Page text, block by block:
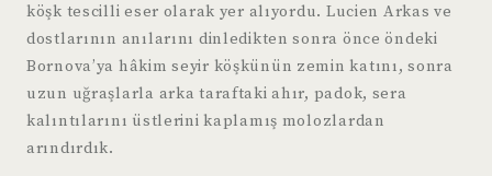
köşk tescilli eser olarak yer alıyordu. Lucien Arkas ve
dostlarının anılarını dinledikten sonra önce öndeki
Bornova’ya hâkim seyir köşkünün zemin katını, sonra
uzun uğraşlarla arka taraftaki ahır, padok, sera
kalıntılarını üstlerini kaplamış molozlardan
arındırdık.